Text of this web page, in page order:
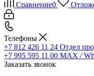
Сравнение0
Телефоны
+7 812 426 11 24 Отдел
+7 995 595 11 00 MAX /
Заказать звонок